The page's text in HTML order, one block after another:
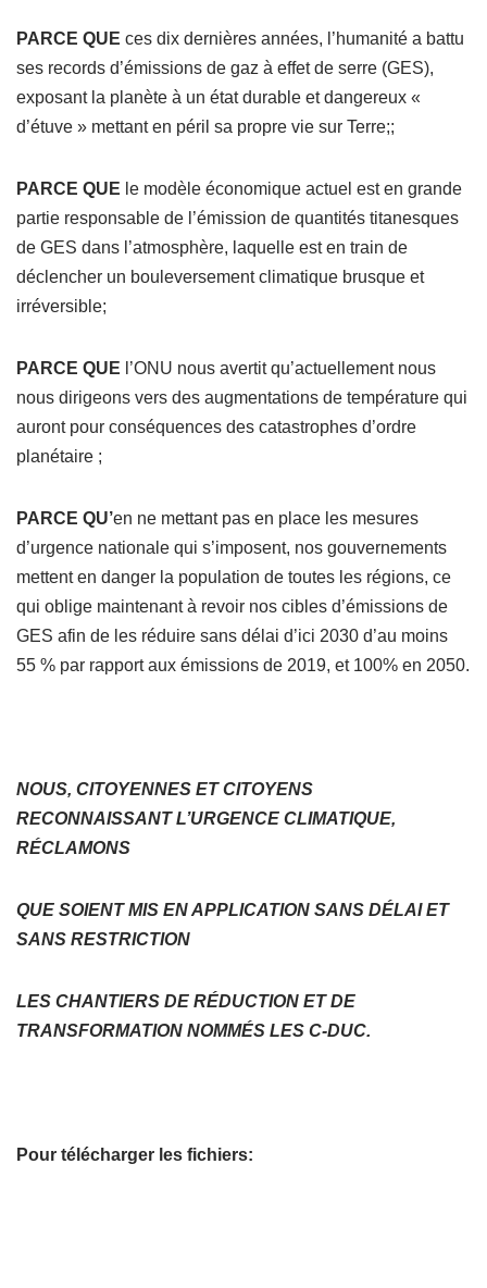
PARCE QUE ces dix dernières années, l’humanité a battu
ses records d’émissions de gaz à effet de serre (GES),
exposant la planète à un état durable et dangereux «
d’étuve » mettant en péril sa propre vie sur Terre;;
PARCE QUE le modèle économique actuel est en grande
partie responsable de l’émission de quantités titanesques
de GES dans l’atmosphère, laquelle est en train de
déclencher un bouleversement climatique brusque et
irréversible;
PARCE QUE l’ONU nous avertit qu’actuellement nous
nous dirigeons vers des augmentations de température qui
auront pour conséquences des catastrophes d’ordre
planétaire ;
PARCE QU’en ne mettant pas en place les mesures
d’urgence nationale qui s’imposent, nos gouvernements
mettent en danger la population de toutes les régions, ce
qui oblige maintenant à revoir nos cibles d’émissions de
GES afin de les réduire sans délai d’ici 2030 d’au moins
55 % par rapport aux émissions de 2019, et 100% en 2050.
NOUS, CITOYENNES ET CITOYENS
RECONNAISSANT L’URGENCE CLIMATIQUE,
RÉCLAMONS
QUE SOIENT MIS EN APPLICATION SANS DÉLAI ET
SANS RESTRICTION
LES CHANTIERS DE RÉDUCTION ET DE
TRANSFORMATION NOMMÉS LES C-DUC.
Pour télécharger les fichiers: